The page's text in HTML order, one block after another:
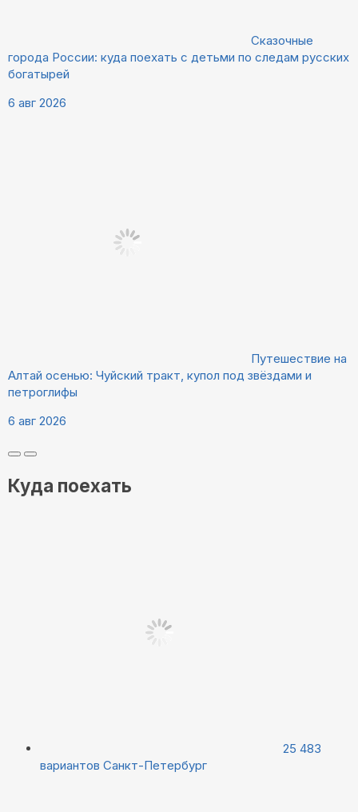
Сказочные
города России: куда поехать с детьми по следам русских
богатырей
6 авг 2026
Путешествие на
Алтай осенью: Чуйский тракт, купол под звёздами и
петроглифы
6 авг 2026
Куда поехать
25 483
вариантов Санкт-Петербург